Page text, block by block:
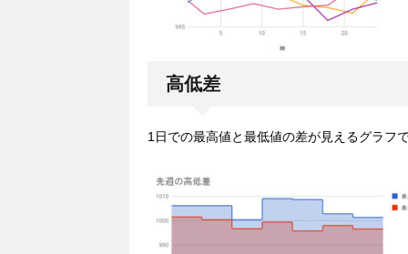
高低差
1日での最高値と最低値の差が見えるグラフ